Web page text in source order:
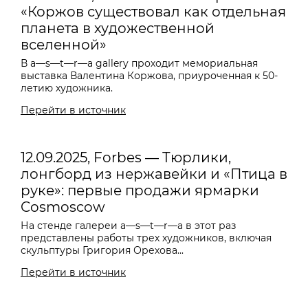
«Коржов существовал как отдельная
планета в художественной
вселенной»
В a—s—t—r—a gallery проходит мемориальная
выставка Валентина Коржова, приуроченная к 50-
летию художника.
Перейти в источник
12.09.2025, Forbes — Тюрлики,
лонгборд из нержавейки и «Птица в
руке»: первые продажи ярмарки
Cosmoscow
На стенде галереи a—s—t—r—a в этот раз
представлены работы трех художников, включая
скульптуры Григория Орехова...
Перейти в источник